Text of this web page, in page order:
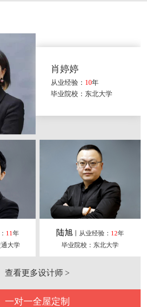
肖婷婷
从业经验： 10年
毕业院校：东北大学
11年
大学
陆旭丨从业经验： 12年
毕业院校：东北大学
查看更多设计师 >
一对一全屋定制